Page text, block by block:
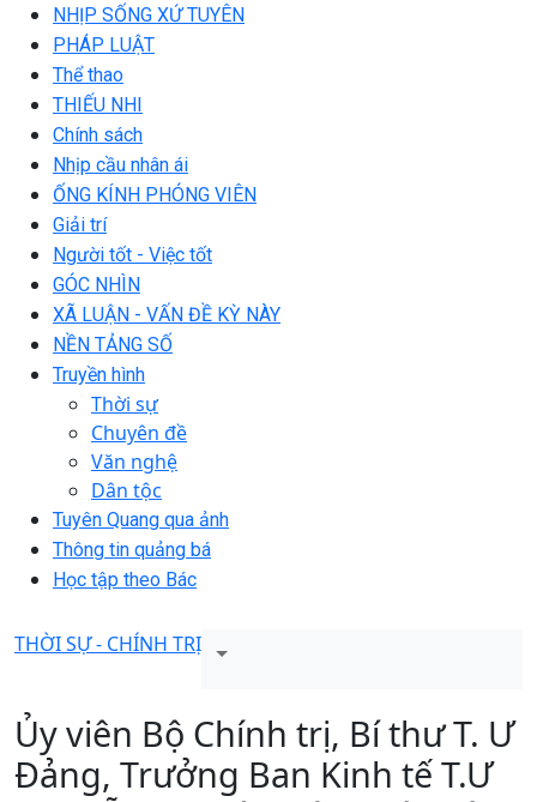
NHỊP SỐNG XỨ TUYÊN
PHÁP LUẬT
Thể thao
THIẾU NHI
Chính sách
Nhịp cầu nhân ái
ỐNG KÍNH PHÓNG VIÊN
Giải trí
Người tốt - Việc tốt
GÓC NHÌN
XÃ LUẬN - VẤN ĐỀ KỲ NÀY
NỀN TẢNG SỐ
Truyền hình
Thời sự
Chuyên đề
Văn nghệ
Dân tộc
Tuyên Quang qua ảnh
Thông tin quảng bá
Học tập theo Bác
THỜI SỰ - CHÍNH TRỊ
Ủy viên Bộ Chính trị, Bí thư T. Ư
Đảng, Trưởng Ban Kinh tế T.Ư